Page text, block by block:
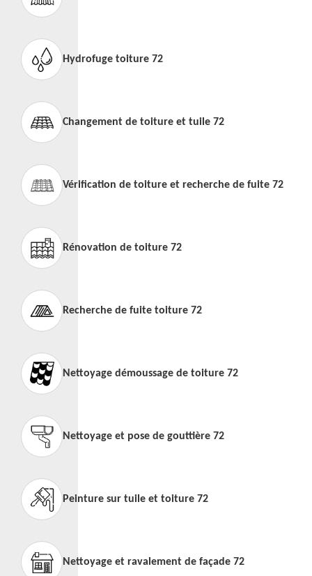
Hydrofuge toiture 72
Changement de toiture et tuile 72
Vérification de toiture et recherche de fuite 72
Rénovation de toiture 72
Recherche de fuite toiture 72
Nettoyage démoussage de toiture 72
Nettoyage et pose de gouttière 72
Peinture sur tuile et toiture 72
Nettoyage et ravalement de façade 72